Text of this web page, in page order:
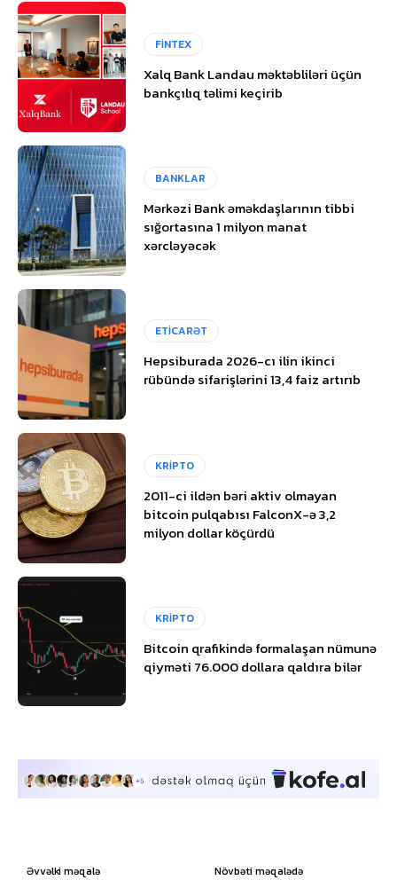
FİNTEX
Xalq Bank Landau məktəbliləri üçün
bankçılıq təlimi keçirib
BANKLAR
Mərkəzi Bank əməkdaşlarının tibbi
sığortasına 1 milyon manat
xərcləyəcək
ETİCARƏT
Hepsiburada 2026-cı ilin ikinci
rübündə sifarişlərini 13,4 faiz artırıb
KRİPTO
2011-ci ildən bəri aktiv olmayan
bitcoin pulqabısı FalconX-ə 3,2
milyon dollar köçürdü
KRİPTO
Bitcoin qrafikində formalaşan nümunə
qiyməti 76.000 dollara qaldıra bilər
Əvvəlki məqalə Növbəti məqalədə